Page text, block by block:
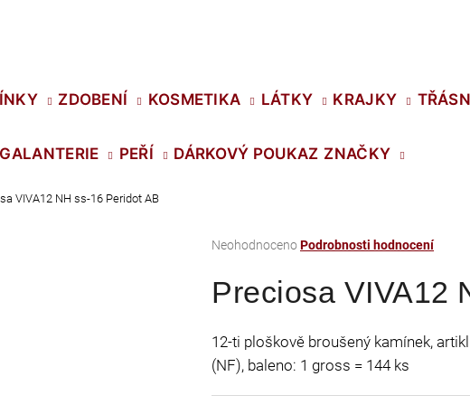
ZDOBENÍ KOSMETIKA LÁTKY KRAJKY
GALANTERIE PEŘÍ DÁRKOVÝ POUKAZ ZNAČKY
VIVA12 NH ss-16 Peridot AB
Průměrné
produktu
je
z
5
NeohodnocenoPodrobnosti hodnocení
Preciosa VIVA12
12-ti ploškově broušený kamínek,
(NF), baleno: 1 gross = 144 ks
Co potřebujete najít?
SWAROVSKI XIRIUS NH SS-16 CRYSTAL
PRECIOSA VIVA12 NH SS-